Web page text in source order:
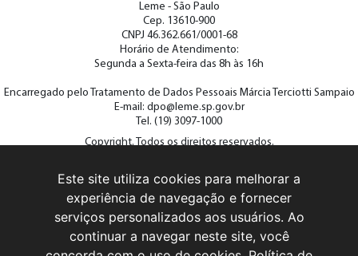
Leme - São Paulo
Cep. 13610-900
CNPJ 46.362.661/0001-68
Horário de Atendimento:
Segunda a Sexta-feira das 8h às 16h
Encarregado pelo Tratamento de Dados Pessoais Márcia Terciotti Sampaio
E-mail: dpo@leme.sp.gov.br
Tel. (19) 3097-1000
Copyright. Todos os direitos reservados.
ACOMPANHE A PREFEITURA NAS REDES SOCIAIS
Este site utiliza cookies para melhorar a
experiência de navegação e fornecer
serviços personalizados aos usuários. Ao
continuar a navegar neste site, você